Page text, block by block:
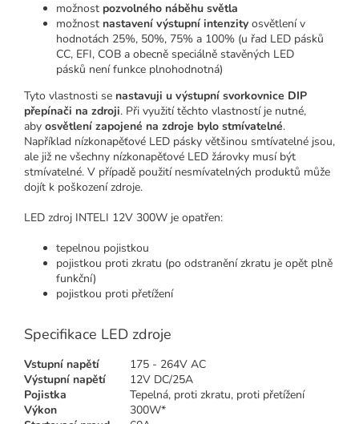
možnost pozvolného náběhu světla
možnost nastavení výstupní intenzity osvětlení v
hodnotách 25%, 50%, 75% a 100% (u řad LED pásků
CC, EFI, COB a obecně speciálně stavěných LED
pásků není funkce plnohodnotná)
Tyto vlastnosti se nastavuji u výstupní svorkovnice DIP
přepínači na zdroji. Při využití těchto vlastností je nutné,
aby osvětlení zapojené na zdroje bylo stmívatelné.
Například nízkonapěťové LED pásky většinou smtívatelné jsou,
ale již ne všechny nízkonapěťové LED žárovky musí být
stmívatelné. V případě použití nesmívatelných produktů může
dojít k poškození zdroje.
LED zdroj INTELI 12V 300W je opatřen:
tepelnou pojistkou
pojistkou proti zkratu (po odstranění zkratu je opět plně
funkční)
pojistkou proti přetížení
Specifikace LED zdroje
Vstupní napětí
175 - 264V AC
Výstupní napětí
12V DC/25A
Pojistka
Tepelná, proti zkratu, proti přetížení
Výkon
300W*